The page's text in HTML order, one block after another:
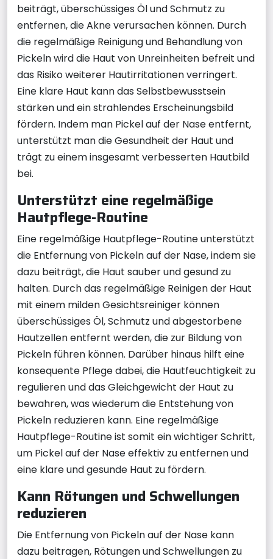
beiträgt, überschüssiges Öl und Schmutz zu
entfernen, die Akne verursachen können. Durch
die regelmäßige Reinigung und Behandlung von
Pickeln wird die Haut von Unreinheiten befreit und
das Risiko weiterer Hautirritationen verringert.
Eine klare Haut kann das Selbstbewusstsein
stärken und ein strahlendes Erscheinungsbild
fördern. Indem man Pickel auf der Nase entfernt,
unterstützt man die Gesundheit der Haut und
trägt zu einem insgesamt verbesserten Hautbild
bei.
Unterstützt eine regelmäßige
Hautpflege-Routine
Eine regelmäßige Hautpflege-Routine unterstützt
die Entfernung von Pickeln auf der Nase, indem sie
dazu beiträgt, die Haut sauber und gesund zu
halten. Durch das regelmäßige Reinigen der Haut
mit einem milden Gesichtsreiniger können
überschüssiges Öl, Schmutz und abgestorbene
Hautzellen entfernt werden, die zur Bildung von
Pickeln führen können. Darüber hinaus hilft eine
konsequente Pflege dabei, die Hautfeuchtigkeit zu
regulieren und das Gleichgewicht der Haut zu
bewahren, was wiederum die Entstehung von
Pickeln reduzieren kann. Eine regelmäßige
Hautpflege-Routine ist somit ein wichtiger Schritt,
um Pickel auf der Nase effektiv zu entfernen und
eine klare und gesunde Haut zu fördern.
Kann Rötungen und Schwellungen
reduzieren
Die Entfernung von Pickeln auf der Nase kann
dazu beitragen, Rötungen und Schwellungen zu